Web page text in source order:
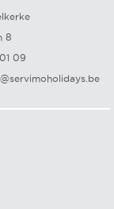
8
09